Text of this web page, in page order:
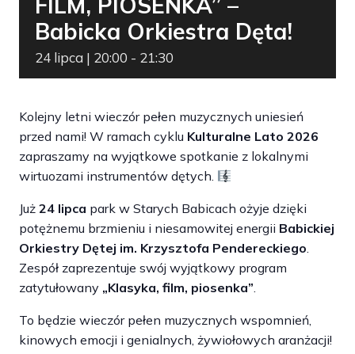
Babicka Orkiestra Dęta!
24 lipca | 20:00 - 21:30
Kolejny letni wieczór pełen muzycznych uniesień
przed nami! W ramach cyklu Kulturalne Lato 2026
zapraszamy na wyjątkowe spotkanie z lokalnymi
wirtuozami instrumentów dętych.
Już 24 lipca park w Starych Babicach ożyje dzięki
potężnemu brzmieniu i niesamowitej energii Babickiej
Orkiestry Dętej im. Krzysztofa Pendereckiego.
Zespół zaprezentuje swój wyjątkowy program
zatytułowany „Klasyka, film, piosenka”.
To będzie wieczór pełen muzycznych wspomnień,
kinowych emocji i genialnych, żywiołowych aranżacji!